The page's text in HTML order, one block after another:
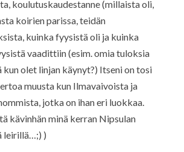
koulutuskaudestanne (millaista oli,
koirien parissa, teidän
kuinka fyysistä oli ja kuinka
vaadittiin (esim. omia tuloksia
kun olet linjan käynyt?) Itseni on tosi
muusta kun Ilmavaivoista ja
jotka on ihan eri luokkaa.
kävinhän minä kerran Nipsulan
leirillä…;) )